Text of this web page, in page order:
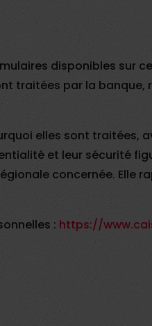
disponibles sur
traitées par la banque,
elles sont traitées,
et leur sécurité
concernée. Elle
: https://